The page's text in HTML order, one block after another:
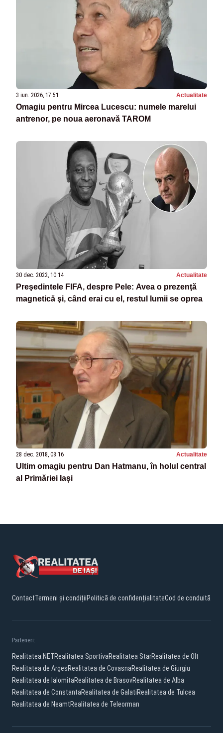
3 iun. 2026, 17:51 Actualitate
Omagiu pentru Mircea Lucescu: numele marelui
antrenor, pe noua aeronavă TAROM
30 dec. 2022, 10:14 Actualitate
Preşedintele FIFA, despre Pele: Avea o prezenţă
magnetică şi, când erai cu el, restul lumii se oprea
28 dec. 2018, 08:16 Actualitate
Ultim omagiu pentru Dan Hatmanu, în holul central
al Primăriei Iași
ContactTermeni și condițiiPolitică de confidențialitateCod de conduită
Parteneri:
Realitatea.NETRealitatea SportivaRealitatea StarRealitatea de Olt
Realitatea de ArgesRealitatea de CovasnaRealitatea de Giurgiu
Realitatea de IalomitaRealitatea de BrasovRealitatea de Alba
Realitatea de ConstantaRealitatea de GalatiRealitatea de Tulcea
Realitatea de NeamtRealitatea de Teleorman